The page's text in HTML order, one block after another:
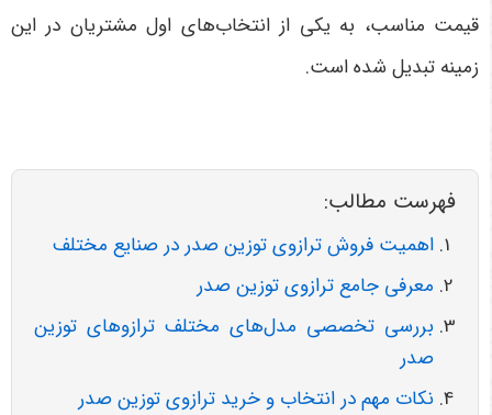
قیمت مناسب، به یکی از انتخاب‌های اول مشتریان در این
زمینه تبدیل شده است.
فهرست مطالب:
اهمیت فروش ترازوی توزین صدر در صنایع مختلف
معرفی جامع ترازوی توزین صدر
بررسی تخصصی مدل‌های مختلف ترازوهای توزین
صدر
نکات مهم در انتخاب و خرید ترازوی توزین صدر